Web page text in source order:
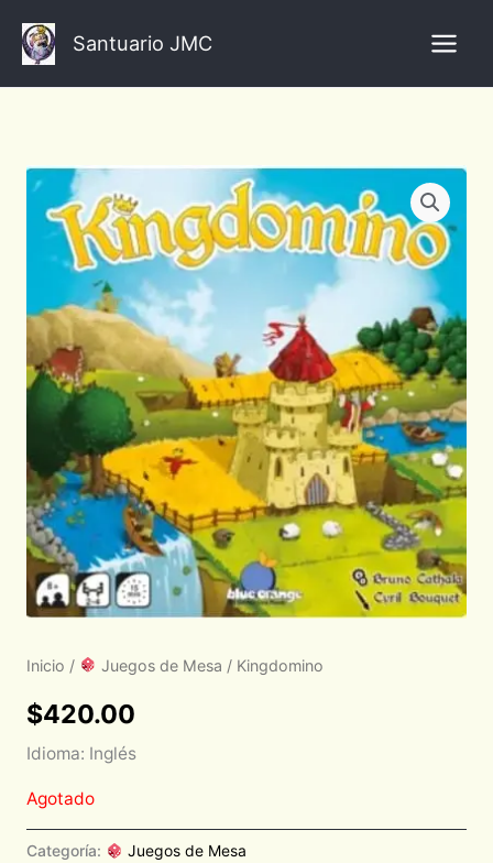
contenido
Santuario JMC
Inicio / Juegos de Mesa / Kingdomino
$420.00
Idioma: Inglés
Agotado
Categoría: Juegos de Mesa